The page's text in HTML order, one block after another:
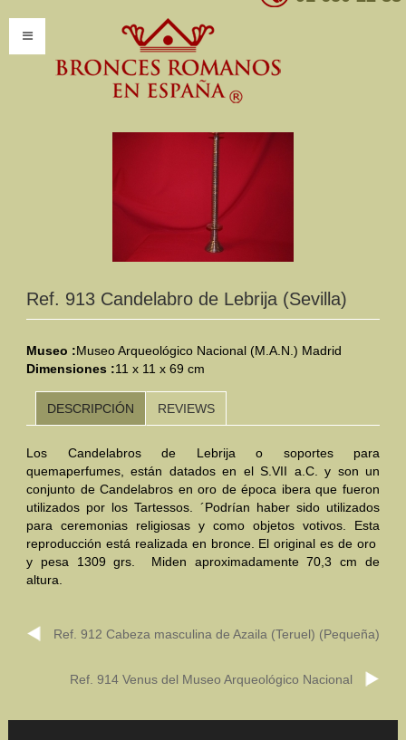
Presentación
Modelos por encargo
CATÁLOGO
Clasificaciones
Mundo Romano
Otras Civilizaciones
Trabajos Especiales
NOTICIAS CONTACTO PRESUPUESTO
Ref. 913 Candelabro de Lebrija (Sevilla)
Museo :Museo Arqueológico Nacional (M.A.N.) Madrid
Dimensiones :11 x 11 x 69 cm
DESCRIPCIÓN REVIEWS
Los Candelabros de Lebrija o soportes para
quemaperfumes, están datados en el S.VII a.C. y son un
conjunto de Candelabros en oro de época ibera que fueron
utilizados por los Tartessos. ´Podrían haber sido utilizados
para ceremonias religiosas y como objetos votivos. Esta
reproducción está realizada en bronce. El original es de oro
y pesa 1309 grs. Miden aproximadamente 70,3 cm de
altura.
Ref. 912 Cabeza masculina de Azaila (Teruel) (Pequeña)
Ref. 914 Venus del Museo Arqueológico Nacional